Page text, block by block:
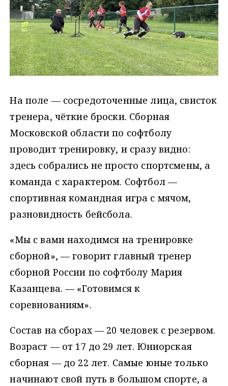
На поле — сосредоточенные лица, свисток
тренера, чёткие броски. Сборная
Московской области по софтболу
проводит тренировку, и сразу видно:
здесь собрались не просто спортсмены, а
команда с характером. Софтбол —
спортивная командная игра с мячом,
разновидность бейсбола.
«Мы с вами находимся на тренировке
сборной», — говорит главный тренер
сборной России по софтболу Мария
Казанцева. — «Готовимся к
соревнованиям».
Состав на сборах — 20 человек с резервом.
Возраст — от 17 до 29 лет. Юниорская
сборная — до 22 лет. Самые юные только
начинают свой путь в большом спорте, а